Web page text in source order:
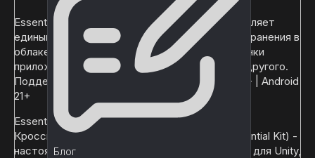
Блог
Essential Kit - Mobile (iOS и Android) предоставляет
единый api для приложений, уведомлений, сохранения в
облаке, веб-просмотра, таблиц лидеров, оценки
приложений, обмена информацией и многого другого.
Поддерживает мобильные платформы iOS 15+ | Android
21+
Essential Kit (V3) (также известный как
Кроссплатформенные нативные плагины: Essential Kit) -
настоящий кроссплатформенный инструмент для Unity,